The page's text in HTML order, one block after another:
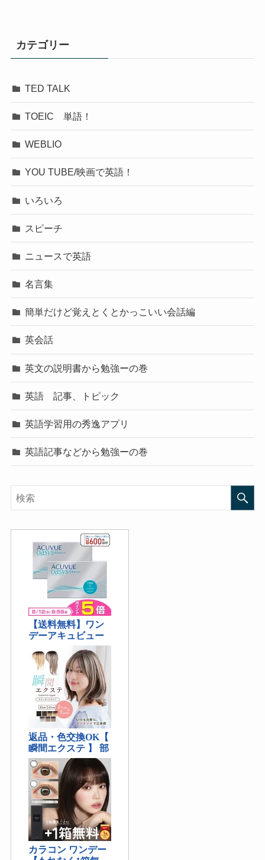
カテゴリー
TED TALK
TOEIC 単語！
WEBLIO
YOU TUBE/映画で英語！
いろいろ
スピーチ
ニュースで英語
名言集
簡単だけど覚えとくとかっこいい会話編
英会話
英文の説明書から勉強ーの巻
英語 記事、トピック
英語学習用の秀逸アプリ
英語記事などから勉強ーの巻